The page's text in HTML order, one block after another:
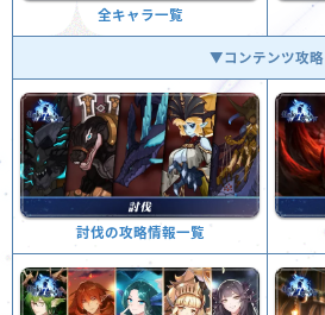
全キャラ一覧
▼コンテンツ攻略
討伐の攻略情報一覧